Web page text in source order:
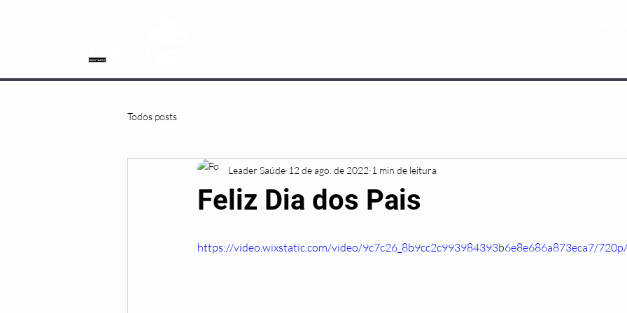
Todos posts
Feliz Dia dos Pais
Leader Saúde 12 de ago. de 2022 1 min de leitura
https://video.wixstatic.com/video/9c7c26_8b9cc2c993984393b6e8e686a873eca7/